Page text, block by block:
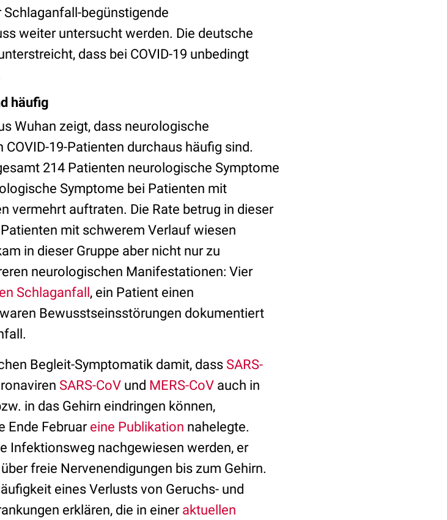
begünstigende
weiter untersucht werden. Die deutsche
dass bei COVID-19 unbedingt
häufig
Wuhan zeigt, dass neurologische
19-Patienten durchaus häufig sind.
214 Patienten neurologische Symptome
Symptome bei Patienten mit
vermehrt auftraten. Die Rate betrug in dieser
mit schwerem Verlauf wiesen
in dieser Gruppe aber nicht nur zu
neurologischen Manifestationen: Vier
Schlaganfall, ein Patient einen
Bewusstseinsstörungen dokumentiert
Begleit-Symptomatik damit, dass SARS-
SARS-CoV und MERS-CoV auch in
in das Gehirn eindringen können,
Ende Februar eine Publikation nahelegte.
Infektionsweg nachgewiesen werden, er
freie Nervenendigungen bis zum Gehirn.
eines Verlusts von Geruchs- und
erklären, die in einer aktuellen